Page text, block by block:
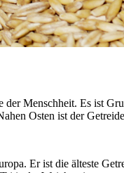
der Menschheit. Es ist
Osten ist der
Er ist die älteste